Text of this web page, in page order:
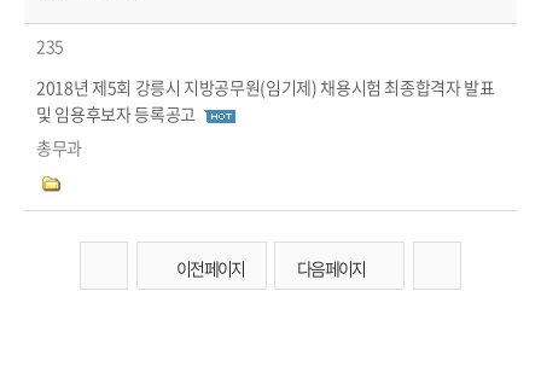
235
2018년 제5회 강릉시 지방공무원(임기제) 채용시험 최종합격자 발표
및 임용후보자 등록공고
총무과
이전 페이지 다음 페이지